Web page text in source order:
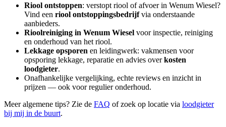
Riool ontstoppen: verstopt riool of afvoer in Wenum Wiesel?
Vind een riool ontstoppingsbedrijfvia onderstaande
aanbieders.
Rioolreiniging in Wenum Wiesel voor inspectie, reiniging
en onderhoud van het riool.
Lekkage opsporen en leidingwerk: vakmensen voor
opsporing lekkage, reparatie en advies overkosten
loodgieter.
Onafhankelijke vergelijking, echte reviews en inzicht in
prijzen — ook voor regulier onderhoud.
Meer algemene tips? Zie de FAQ of zoek op locatie via loodgieter
bij mij in de buurt.